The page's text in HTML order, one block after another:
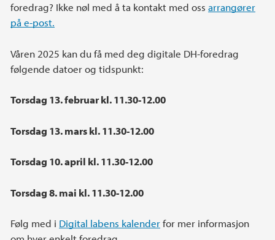
foredrag? Ikke nøl med å ta kontakt med oss arrangører
på e-post.
Våren 2025 kan du få med deg digitale DH-foredrag
følgende datoer og tidspunkt:
Torsdag 13. februar kl. 11.30-12.00
Torsdag 13. mars kl. 11.30-12.00
Torsdag 10. april kl. 11.30-12.00
Torsdag 8. mai kl. 11.30-12.00
Følg med i Digital labens kalenderfor mer informasjon